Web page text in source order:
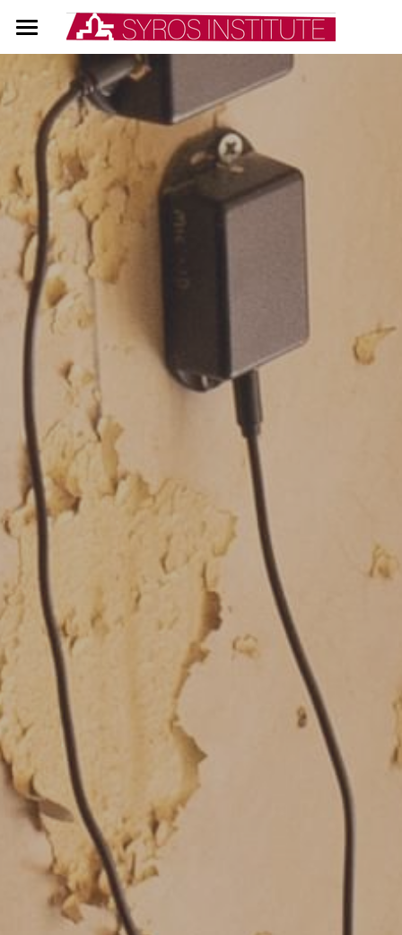
ΑΡΧΙΚΗ
ΔΡΑΣΕΙΣ - ΕΡΓΑ
ΣΥΝΕΡΓΑΣΙΕΣ
ΕΚΠΑΙΔΕΥΣΗ
ΤΟ ΙΝΣΤΙΤΟΥΤΟ
OPEN AIR CITIES
ΔΙΑΠΑΝΕΠΙΣΤΗΜΙΑΚΑ ΣΕΜΙΝΑΡΙΑ
ΕΠΙΚΟΙΝΩΝΙΑ